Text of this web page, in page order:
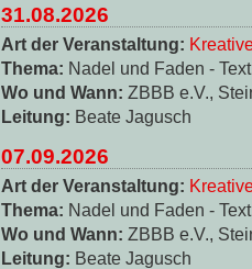
31.08.2026
Art der Veranstaltung:
Thema: Nadel und Faden -
Wo und Wann: ZBBB e.V.,
Leitung: Beate Jagusch
07.09.2026
Art der Veranstaltung:
Thema: Nadel und Faden -
Wo und Wann: ZBBB e.V.,
Leitung: Beate Jagusch